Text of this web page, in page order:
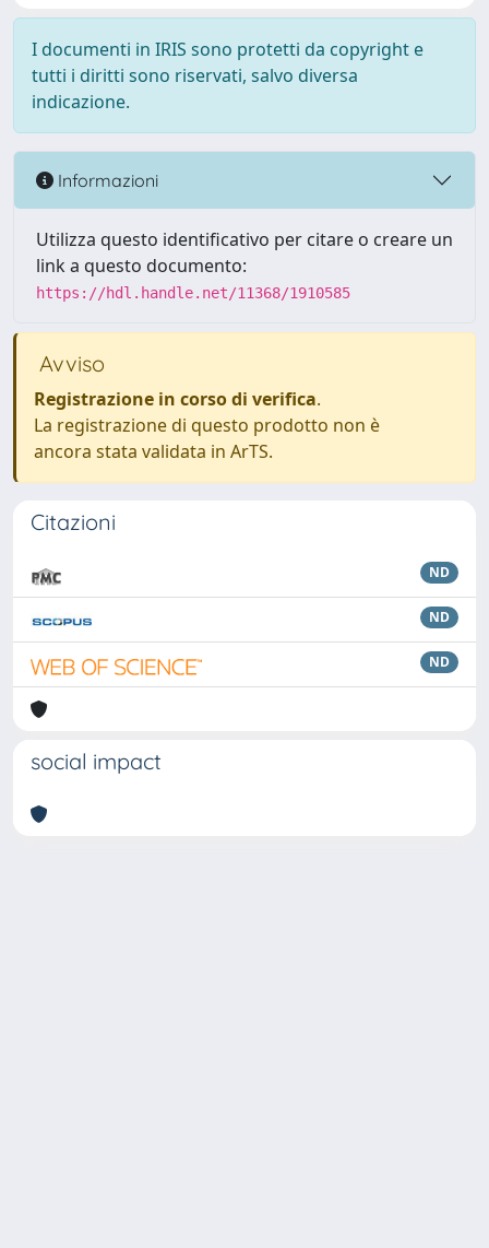
I documenti in IRIS sono protetti da copyright e
tutti i diritti sono riservati, salvo diversa
indicazione.
Informazioni
Utilizza questo identificativo per citare o creare un
link a questo documento:
https://hdl.handle.net/11368/1910585
Avviso
Registrazione in corso di verifica.
La registrazione di questo prodotto non è
ancora stata validata in ArTS.
Citazioni
ND
ND
ND
social impact